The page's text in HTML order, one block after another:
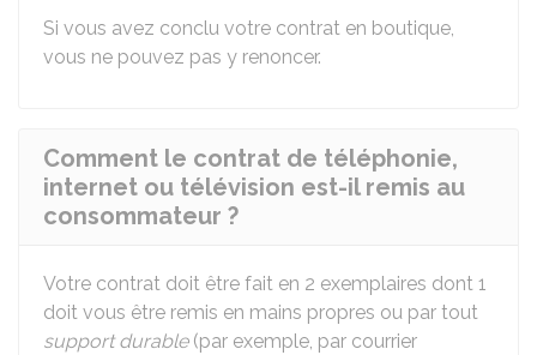
Si vous avez conclu votre contrat en boutique,
vous ne pouvez pas y renoncer.
Comment le contrat de téléphonie,
internet ou télévision est-il remis au
consommateur ?
Votre contrat doit être fait en 2 exemplaires dont 1
doit vous être remis en mains propres ou par tout
support durable(par exemple, par courrier